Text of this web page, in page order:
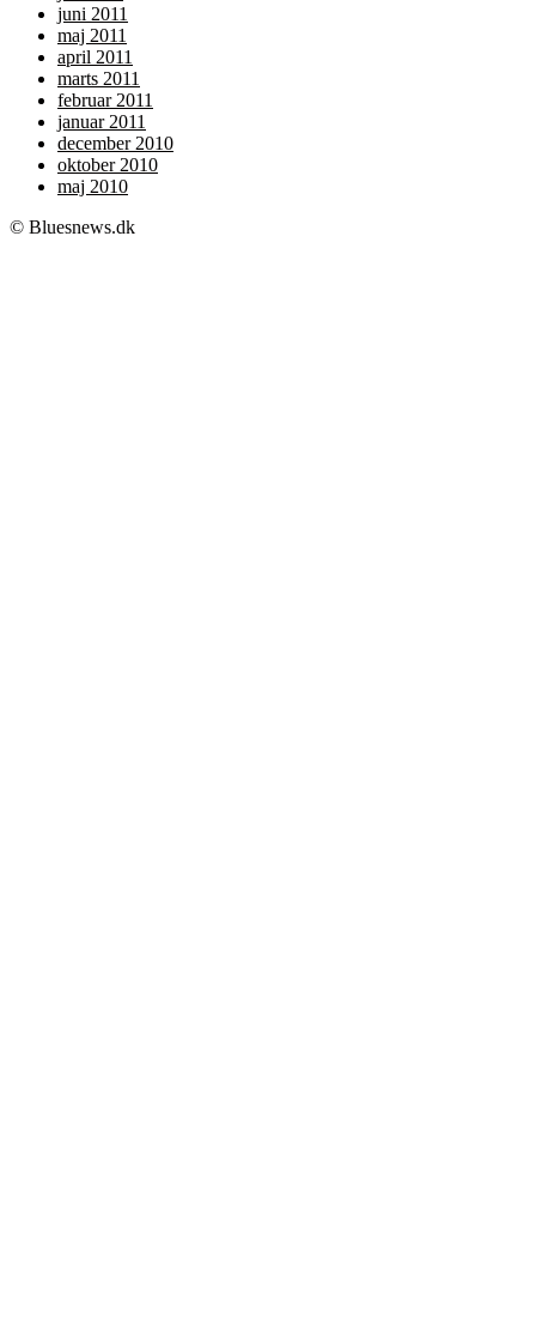
juni 2011
maj 2011
april 2011
marts 2011
februar 2011
januar 2011
december 2010
oktober 2010
maj 2010
© Bluesnews.dk